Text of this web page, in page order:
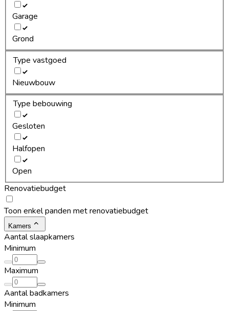
Garage
Grond
Type vastgoed
Nieuwbouw
Type bebouwing
Gesloten
Halfopen
Open
Renovatiebudget
Toon enkel panden met renovatiebudget
Kamers
Aantal slaapkamers
Minimum
Maximum
Aantal badkamers
Minimum